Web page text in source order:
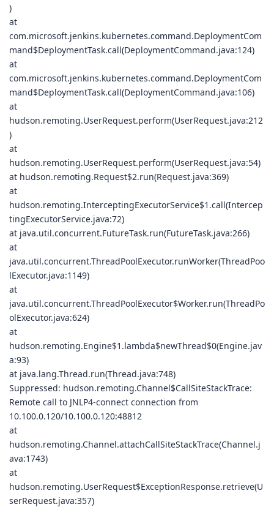
)
at
com.microsoft.jenkins.kubernetes.command.DeploymentCom
mand$DeploymentTask.call(DeploymentCommand.java:124)
at
com.microsoft.jenkins.kubernetes.command.DeploymentCom
mand$DeploymentTask.call(DeploymentCommand.java:106)
at
hudson.remoting.UserRequest.perform(UserRequest.java:212
)
at
hudson.remoting.UserRequest.perform(UserRequest.java:54)
at hudson.remoting.Request$2.run(Request.java:369)
at
hudson.remoting.InterceptingExecutorService$1.call(Intercep
tingExecutorService.java:72)
at java.util.concurrent.FutureTask.run(FutureTask.java:266)
at
java.util.concurrent.ThreadPoolExecutor.runWorker(ThreadPoo
lExecutor.java:1149)
at
java.util.concurrent.ThreadPoolExecutor$Worker.run(ThreadPo
olExecutor.java:624)
at
hudson.remoting.Engine$1.lambda$newThread$0(Engine.jav
a:93)
at java.lang.Thread.run(Thread.java:748)
Suppressed: hudson.remoting.Channel$CallSiteStackTrace:
Remote call to JNLP4-connect connection from
10.100.0.120/10.100.0.120:48812
at
hudson.remoting.Channel.attachCallSiteStackTrace(Channel.j
ava:1743)
at
hudson.remoting.UserRequest$ExceptionResponse.retrieve(U
serRequest.java:357)